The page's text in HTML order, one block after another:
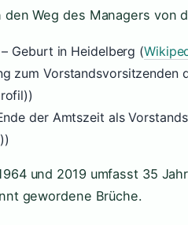
den Weg des Managers von
Geburt in Heidelberg (
zum Vorstandsvorsitzenden
der Amtszeit als
und 2019 umfasst 35
gewordene Brüche.